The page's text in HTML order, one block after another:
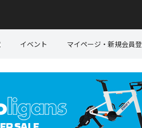
イベント マイページ・新規会員